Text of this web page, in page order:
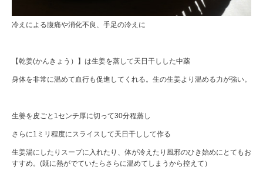
冷えによる腹痛や消化不良、手足の冷えに
【乾姜(かんきょう）】は生姜を蒸して天日干しした中薬
身体を非常に温めて血行も促進してくれる。生の生姜より温める力が強い。
生姜を皮ごと1センチ厚に切って30分程蒸し
さらに1ミリ程度にスライスして天日干しして作る
生姜湯にしたりスープに入れたり、体が冷えたり風邪のひき始めにとてもお
すすめ。(既に熱がでていたらさらに温めてしまうから控えて）